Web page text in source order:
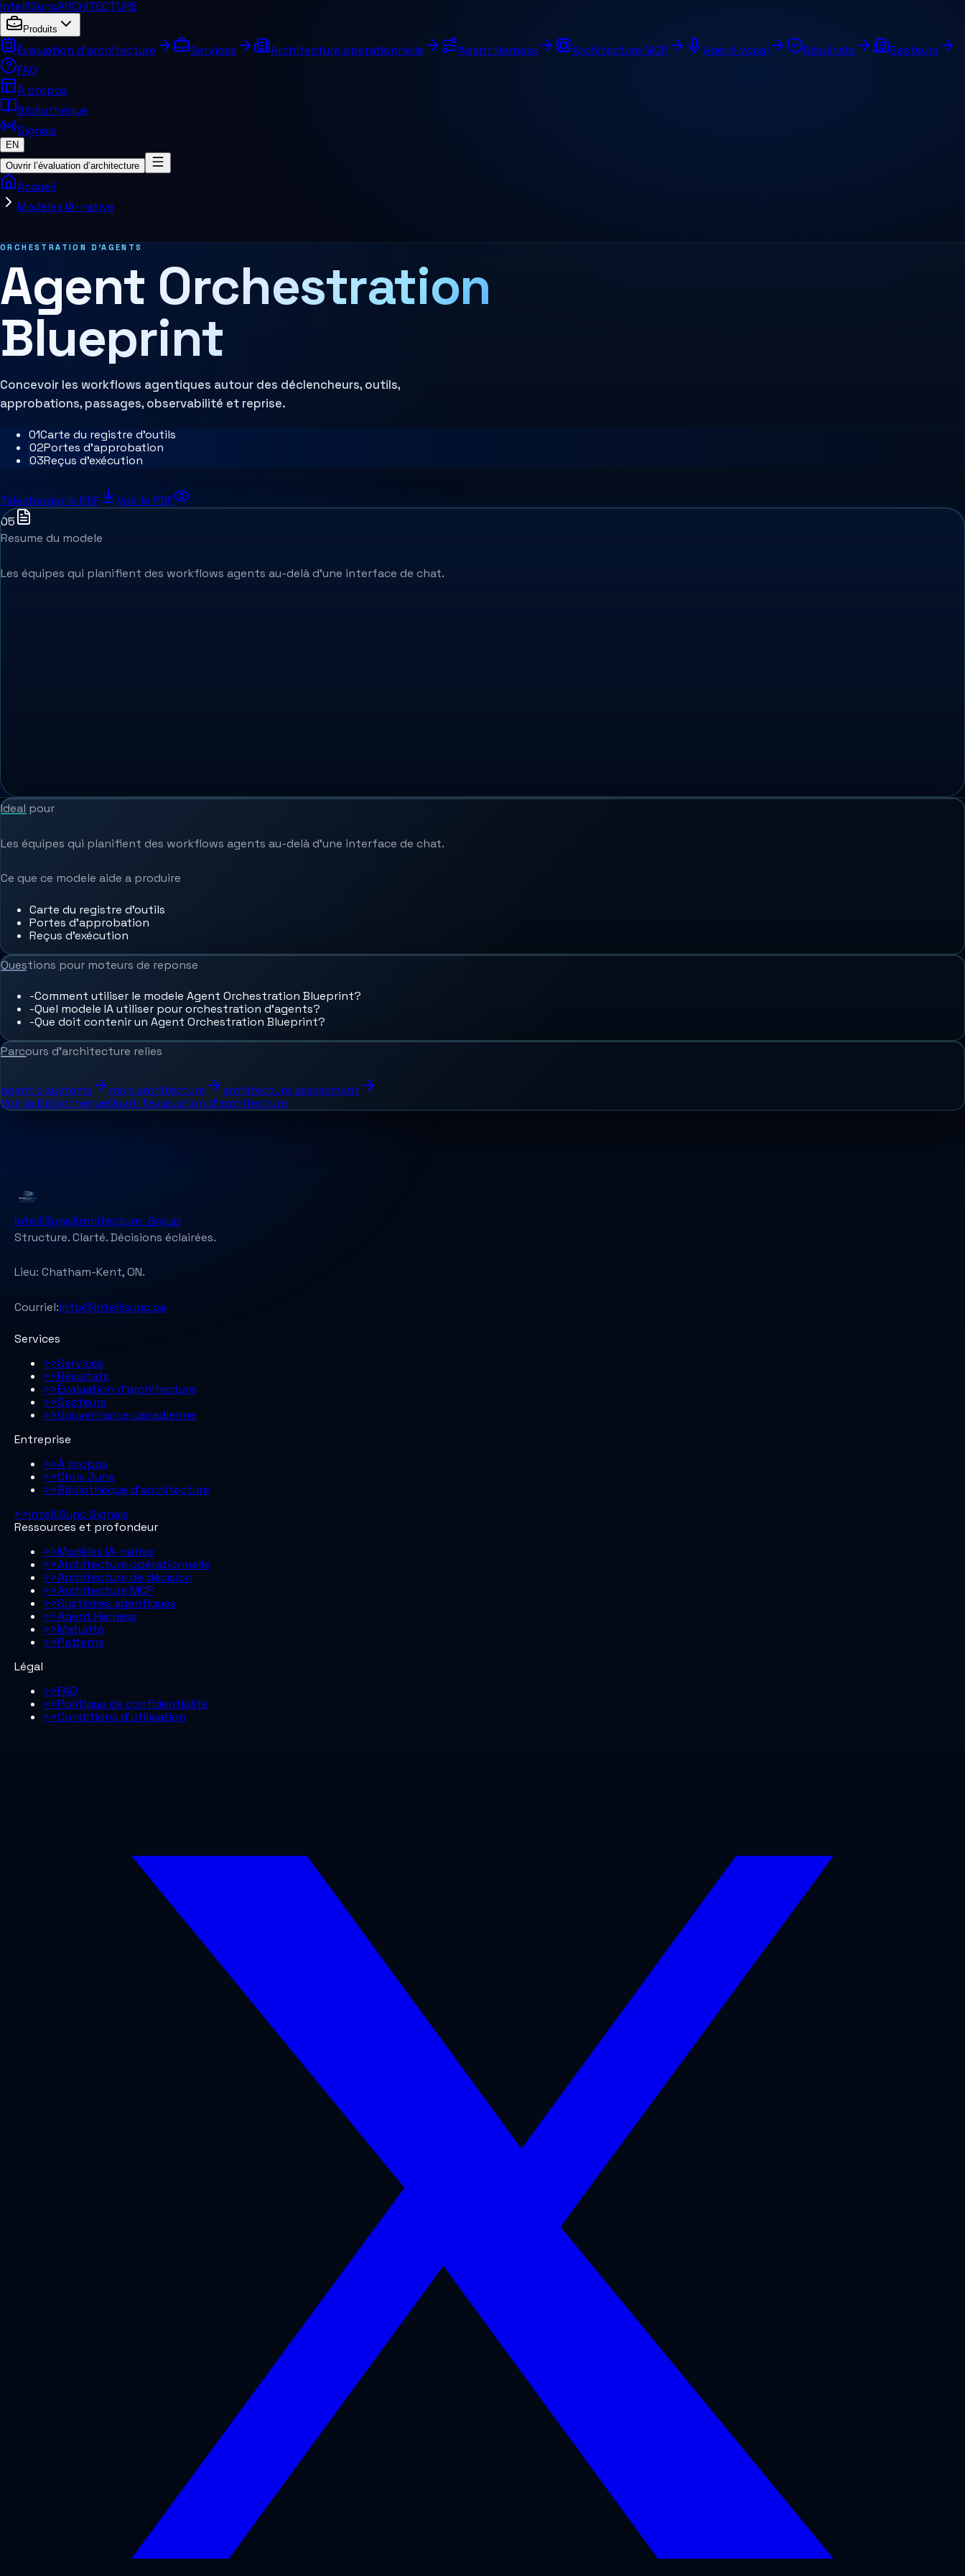
IntelliSyncARCHITECTURE
Produits
Évaluation d’architecture Services Architecture opérationnelle Agent Harness Architecture MCP Agent vocal Résultats
Secteurs
FAQ
À propos
Bibliothèque
Signals
EN
Ouvrir l’évaluation d’architecture
Accueil
Modèles IA-native
Pages et concepts connexes
Architecture de décision
Systèmes agentiques
Agent Harness
Services
Évaluation d'architecture
ORCHESTRATION D'AGENTS
Agent Orchestration
Blueprint
Concevoir les workflows agentiques autour des déclencheurs, outils,
approbations, passages, observabilité et reprise.
01Carte du registre d'outils
02Portes d'approbation
03Reçus d'exécution
Telecharger le PDF
Voir le PDF
05
Resume du modele
Les équipes qui planifient des workflows agents au-delà d'une interface de chat.
Ideal pour
Les équipes qui planifient des workflows agents au-delà d'une interface de chat.
Ce que ce modele aide a produire
Carte du registre d'outils
Portes d'approbation
Reçus d'exécution
Questions pour moteurs de reponse
-Comment utiliser le modele Agent Orchestration Blueprint?
-Quel modele IA utiliser pour orchestration d'agents?
-Que doit contenir un Agent Orchestration Blueprint?
Parcours d'architecture relies
agentic systems mcp architecture
architecture assessment
Voir la bibliothequeOuvrir l'evaluation d'architecture
IntelliSyncArchitecture_Group
Structure. Clarté. Décisions éclairées.
Lieu: Chatham-Kent, ON.
Courriel:info@intellisync.ca
Services
>>Services
>>Résultats
>>Évaluation d’architecture
>>Secteurs
>>Gouvernance canadienne
Entreprise
>>À propos
>>Chris June
>>Bibliothèque d'architecture
>>IntelliSync Signals
Ressources et profondeur
>>Modèles IA-native
>>Architecture opérationnelle
>>Architecture de décision
>>Architecture MCP
>>Systèmes agentiques
>>Agent Harness
>>Maturité
>>Patterns
Légal
>>FAQ
>>Politique de confidentialité
>>Conditions d’utilisation